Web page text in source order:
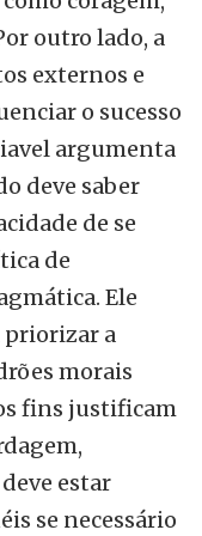
outro lado, a
externos e
o sucesso
argumenta
deve saber
de se
de
Ele
priorizar a
morais
fins justificam
estar
se necessário